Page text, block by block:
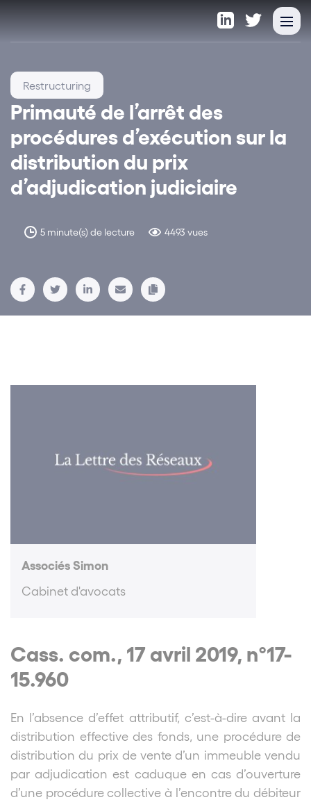
Primauté de l’arrêt des
procédures d’exécution sur la
distribution du prix
d’adjudication judiciaire
5 minute(s) de lecture 4493 vues
Restructuring
Associés Simon
Cabinet d'avocats
Cass. com., 17 avril 2019, n°17-
15.960
En l’absence d’effet attributif, c’est-à-dire avant la
distribution effective des fonds, une procédure de
distribution du prix de vente d’un immeuble vendu
par adjudication est caduque en cas d’ouverture
d’une procédure collective à l’encontre du débiteur